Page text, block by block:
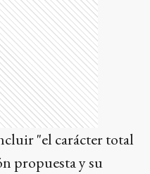
"el carácter total
propuesta y su